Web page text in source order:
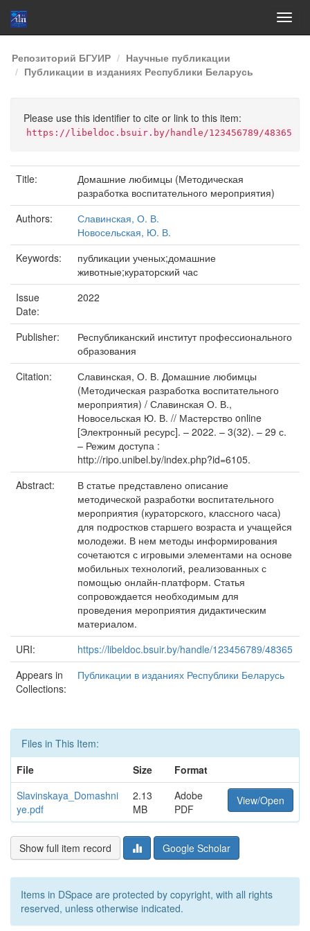
Skip
navigation
Репозиторий БГУИР
Научные публикации
Публикации в изданиях Республики Беларусь
Please use this identifier to cite or link to this item:
https://libeldoc.bsuir.by/handle/123456789/48365
Title:
Домашние любимцы (Методическая
разработка воспитательного мероприятия)
Authors:
Славинская, О. В.
Новосельская, Ю. В.
Keywords:
публикации ученых;домашние
животные;кураторский час
Issue
Date:
2022
Publisher:
Республиканский институт профессионального
образования
Citation:
Славинская, О. В. Домашние любимцы
(Методическая разработка воспитательного
мероприятия) / Славинская О. В.,
Новосельская Ю. В. // Мастерство online
[Электронный ресурс]. – 2022. – 3(32). – 29 с.
– Режим доступа :
http://ripo.unibel.by/index.php?id=6105.
Abstract:
В статье представлено описание
методической разработки воспитательного
мероприятия (кураторского, классного часа)
для подростков старшего возраста и учащейся
молодежи. В нем методы информирования
сочетаются с игровыми элементами на основе
мобильных технологий, реализованных с
помощью онлайн-платформ. Статья
сопровождается необходимым для
проведения мероприятия дидактическим
материалом.
URI:
https://libeldoc.bsuir.by/handle/123456789/48365
Appears in
Collections:
Публикации в изданиях Республики Беларусь
Files in This Item:
File
Size
Format
Slavinskaya_Domashni
ye.pdf
2.13
MB
Adobe
PDF
View/Open
Show full item record Google Scholar
Items in DSpace are protected by copyright, with all rights
reserved, unless otherwise indicated.